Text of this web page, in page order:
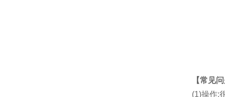
【常见
(1)操作: